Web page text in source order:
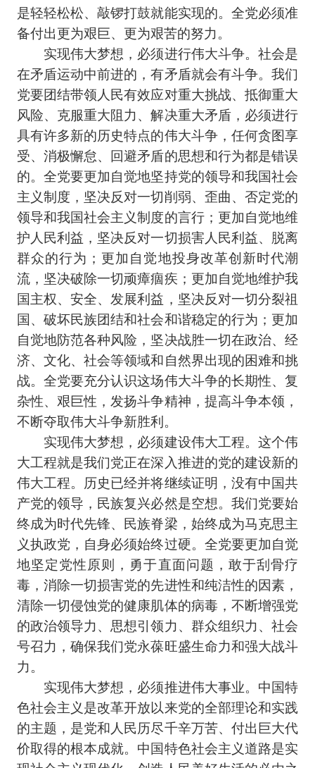
是轻轻松松、敲锣打鼓就能实现的。全党必须准
备付出更为艰巨、更为艰苦的努力。
实现伟大梦想，必须进行伟大斗争。社会是
在矛盾运动中前进的，有矛盾就会有斗争。我们
党要团结带领人民有效应对重大挑战、抵御重大
风险、克服重大阻力、解决重大矛盾，必须进行
具有许多新的历史特点的伟大斗争，任何贪图享
受、消极懈怠、回避矛盾的思想和行为都是错误
的。全党要更加自觉地坚持党的领导和我国社会
主义制度，坚决反对一切削弱、歪曲、否定党的
领导和我国社会主义制度的言行；更加自觉地维
护人民利益，坚决反对一切损害人民利益、脱离
群众的行为；更加自觉地投身改革创新时代潮
流，坚决破除一切顽瘴痼疾；更加自觉地维护我
国主权、安全、发展利益，坚决反对一切分裂祖
国、破坏民族团结和社会和谐稳定的行为；更加
自觉地防范各种风险，坚决战胜一切在政治、经
济、文化、社会等领域和自然界出现的困难和挑
战。全党要充分认识这场伟大斗争的长期性、复
杂性、艰巨性，发扬斗争精神，提高斗争本领，
不断夺取伟大斗争新胜利。
实现伟大梦想，必须建设伟大工程。这个伟
大工程就是我们党正在深入推进的党的建设新的
伟大工程。历史已经并将继续证明，没有中国共
产党的领导，民族复兴必然是空想。我们党要始
终成为时代先锋、民族脊梁，始终成为马克思主
义执政党，自身必须始终过硬。全党要更加自觉
地坚定党性原则，勇于直面问题，敢于刮骨疗
毒，消除一切损害党的先进性和纯洁性的因素，
清除一切侵蚀党的健康肌体的病毒，不断增强党
的政治领导力、思想引领力、群众组织力、社会
号召力，确保我们党永葆旺盛生命力和强大战斗
力。
实现伟大梦想，必须推进伟大事业。中国特
色社会主义是改革开放以来党的全部理论和实践
的主题，是党和人民历尽千辛万苦、付出巨大代
价取得的根本成就。中国特色社会主义道路是实